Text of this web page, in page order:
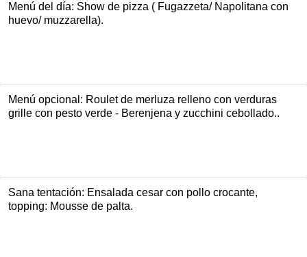
Menú del día: Show de pizza ( Fugazzeta/ Napolitana con
huevo/ muzzarella).
Menú opcional: Roulet de merluza relleno con verduras
grille con pesto verde - Berenjena y zucchini cebollado..
Sana tentación: Ensalada cesar con pollo crocante,
topping: Mousse de palta.